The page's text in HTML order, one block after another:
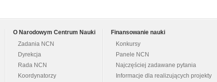
O Narodowym Centrum Nauki
Zadania NCN
Dyrekcja
Rada NCN
Koordynatorzy
Finansowanie nauki
Konkursy
Panele NCN
Najczęściej zadawane pytania
Informacje dla realizujących projekty